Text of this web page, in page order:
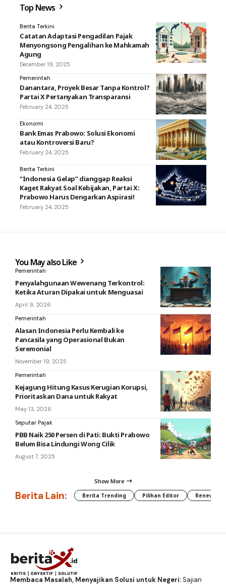
Top News
Berita Terkini
Catatan Adaptasi Pengadilan Pajak
Menyongsong Pengalihan ke Mahkamah
Agung
December 19, 2025
Pemerintah
Danantara, Proyek Besar Tanpa Kontrol?
Partai X Pertanyakan Transparansi
February 24, 2025
Ekonomi
Bank Emas Prabowo: Solusi Ekonomi
atau Kontroversi Baru?
February 24, 2025
Berita Terkini
“Indonesia Gelap” dianggap Reaksi
Kaget Rakyat Soal Kebijakan, Partai X:
Prabowo Harus Dengarkan Aspirasi!
February 24, 2025
You May also Like
Pemerintah
Penyalahgunaan Wewenang Terkontrol:
Ketika Aturan Dipakai untuk Menguasai
April 9, 2026
Pemerintah
Alasan Indonesia Perlu Kembali ke
Pancasila yang Operasional Bukan
Seremonial
November 19, 2025
Pemerintah
Kejagung Hitung Kasus Kerugian Korupsi,
Prioritaskan Dana untuk Rakyat
May 13, 2026
Seputar Pajak
PBB Naik 250 Persen di Pati: Bukti Prabowo
Belum Bisa Lindungi Wong Cilik
August 7, 2025
Show More
Berita Lain: Berita Trending Pilihan Editor
Membaca Masalah, Menyajikan Solusi untuk Negeri:Sajian